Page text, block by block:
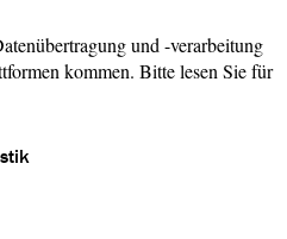
und -verarbeitung
kommen. Bitte lesen Sie für